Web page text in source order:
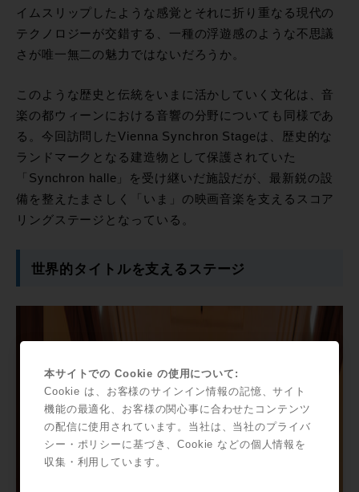
イムスリップしたような感覚とそれに折り重なる現代の
テクノロジーが交錯する、一種の浮遊感のような不思議
さが唯一無二の魅力ではないだろうか。
このような歴史と伝統をいまに活かしていく文化は、音
楽の都ウィーンにおける音響の分野についても同様であ
る。今回訪問したVienna Synchron Stageは、歴史的な
ランドマークとなる建造物として保護されていた
「Synchron halle」を受け継いだ施設だが、最新鋭の設
備を整えたまさしく「いま」の映画音楽を支えるスコア
リングステージとなっている。
世界的タイトルを支えるステージ
本サイトでの Cookie の使用について:
Cookie は、お客様のサインイン情報の記憶、サイト
機能の最適化、お客様の関心事に合わせたコンテンツ
の配信に使用されています。当社は、当社のプライバ
シー・ポリシーに基づき、Cookie などの個人情報を
収集・利用しています。